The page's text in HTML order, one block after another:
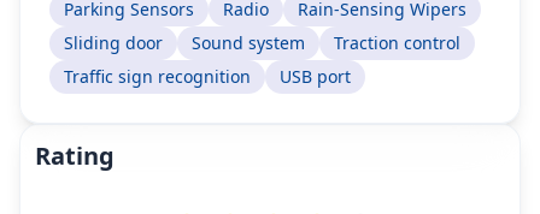
Parking Sensors Radio
Rain-Sensing Wipers
Sliding door
Sound system
Traction control
Traffic sign recognition
USB port
Rating